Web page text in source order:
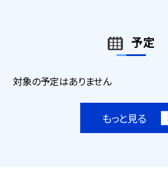
予定
対象の予定はありません
もっと見る